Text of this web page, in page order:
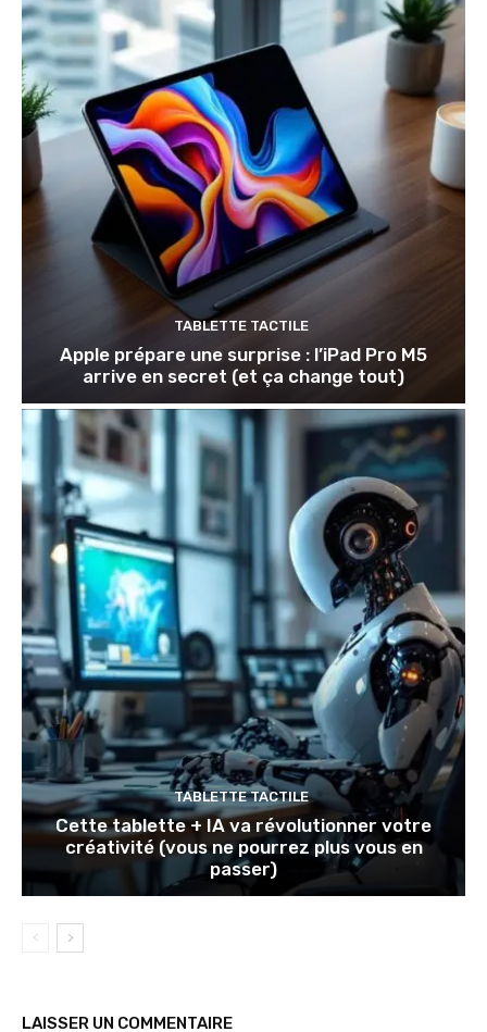
TABLETTE TACTILE
Apple prépare une surprise : l’iPad Pro M5
arrive en secret (et ça change tout)
TABLETTE TACTILE
Cette tablette + IA va révolutionner votre
créativité (vous ne pourrez plus vous en
passer)
LAISSER UN COMMENTAIRE